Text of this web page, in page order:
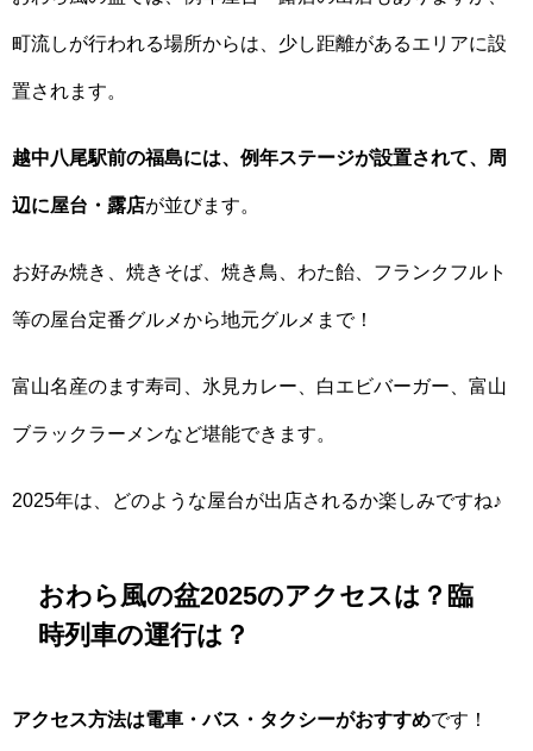
町流しが行われる場所からは、少し距離があるエリアに設
置されます。
越中八尾駅前の福島には、例年ステージが設置されて、周
辺に屋台・露店が並びます。
お好み焼き、焼きそば、焼き鳥、わた飴、フランクフルト
等の屋台定番グルメから地元グルメまで！
富山名産のます寿司、氷見カレー、白エビバーガー、富山
ブラックラーメンなど堪能できます。
2025年は、どのような屋台が出店されるか楽しみですね♪
おわら風の盆2025のアクセスは？臨
時列車の運行は？
アクセス方法は電車・バス・タクシーがおすすめです！